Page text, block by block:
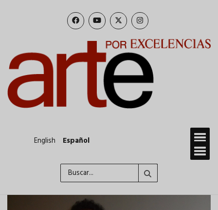
English Español